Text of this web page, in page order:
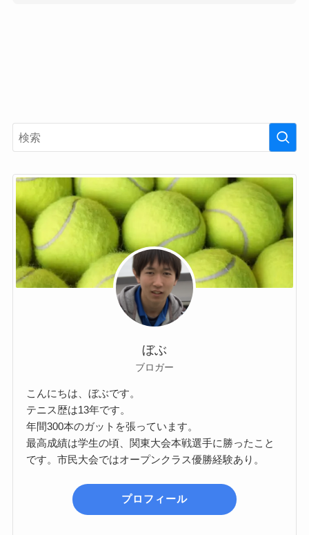
ぼぶ
ブロガー
こんにちは、ぼぶです。
テニス歴は13年です。
年間300本のガットを張っています。
最高成績は学生の頃、関東大会本戦選手に勝ったこと
です。市民大会ではオープンクラス優勝経験あり。
プロフィール